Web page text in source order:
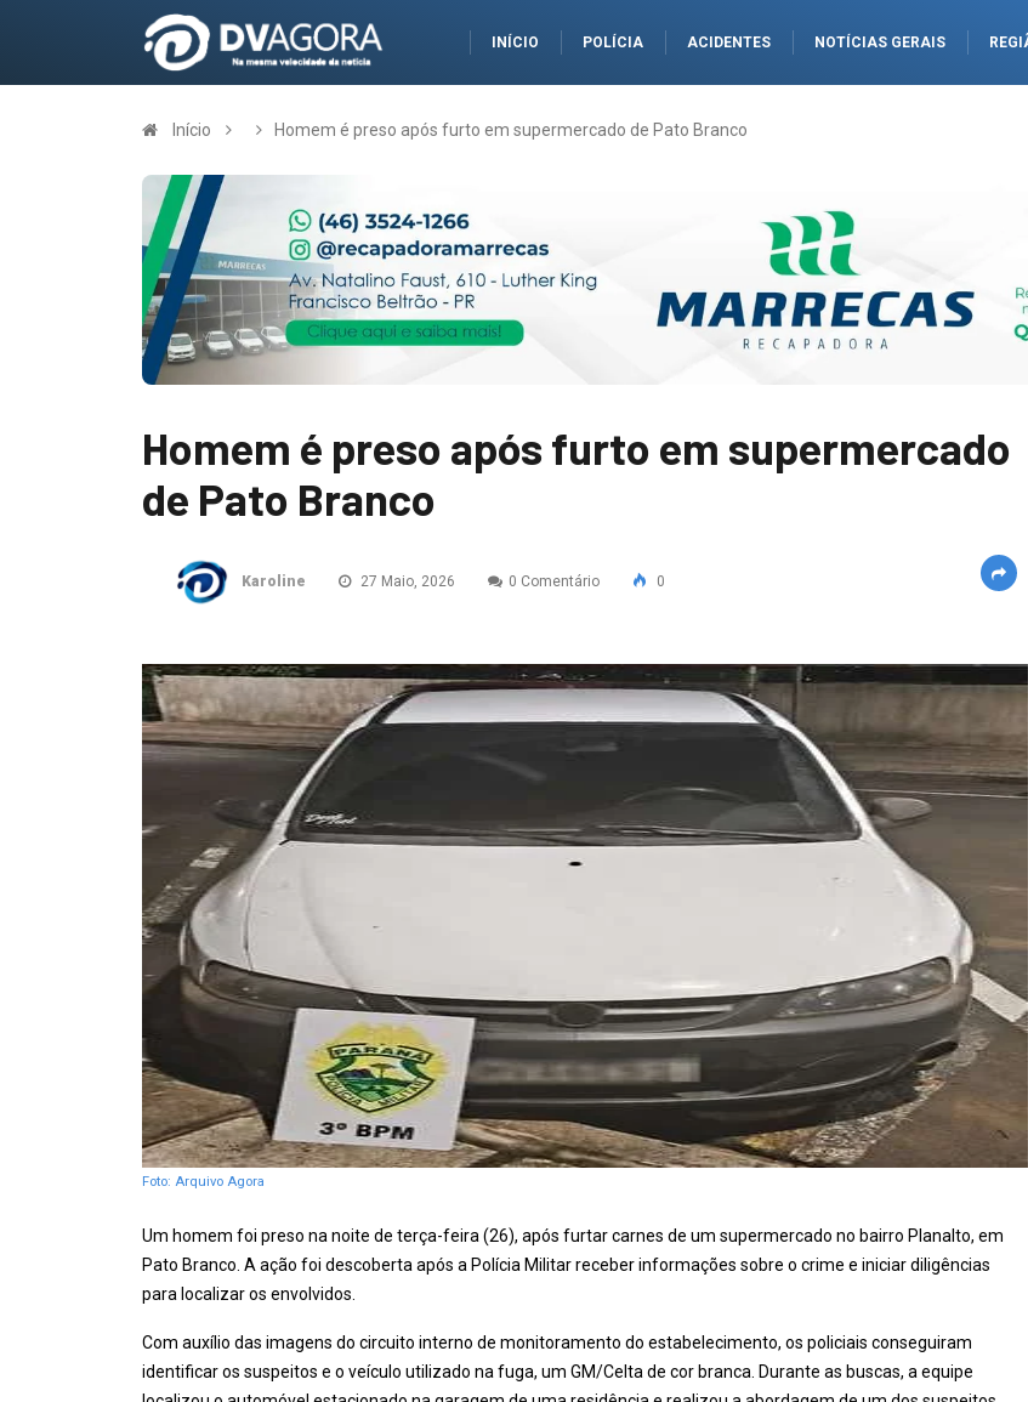
INÍCIO POLÍCIA ACIDENTES NOTÍCIAS GERAIS
Início Homem é preso após furto em supermercado de Pato Branco
Homem é preso após furto em supermercado
de Pato Branco
Karoline 27 Maio, 2026 0 Comentário 0
Foto: Arquivo Agora
Um homem foi preso na noite de terça-feira (26), após furtar carnes de um supermercado no bairro Planalto, em
Pato Branco. A ação foi descoberta após a Polícia Militar receber informações sobre o crime e iniciar diligências
para localizar os envolvidos.
Com auxílio das imagens do circuito interno de monitoramento do estabelecimento, os policiais conseguiram
identificar os suspeitos e o veículo utilizado na fuga, um GM/Celta de cor branca. Durante as buscas, a equipe